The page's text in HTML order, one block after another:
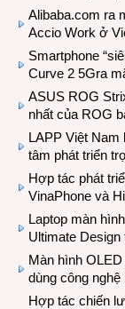
Alibaba.com ra
Accio Work ở
Smartphone
Curve 2 5Gra
ASUS ROG
nhất của ROG
LAPP Việt
tâm phát triển
Hợp tác phát
VinaPhone và
Laptop màn
Ultimate
Màn hình
dùng công
Hợp tác chiến